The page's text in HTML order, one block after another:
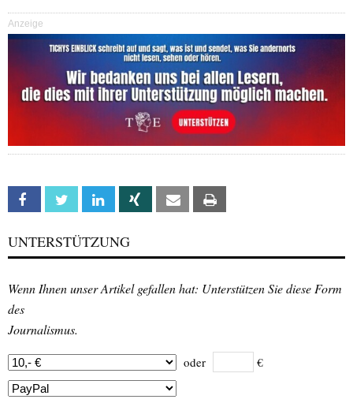
Anzeige
Facebook Twitter Linkedin Xing Email
UNTERSTÜTZUNG
Wenn Ihnen unser Artikel gefallen hat: Unterstützen Sie diese Form
des
Journalismus.
oder €